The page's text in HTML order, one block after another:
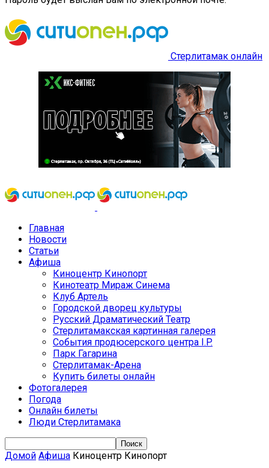
Стерлитамак онлайн
Главная
Новости
Статьи
Афиша
Киноцентр Кинопорт
Кинотеатр Мираж Синема
Клуб Артель
Городской дворец культуры
Русский Драматический Театр
Стерлитамакская картинная галерея
События продюсерского центра I.P.
Парк Гагарина
Стерлитамак-Арена
Купить билеты онлайн
Фотогалерея
Погода
Онлайн билеты
Люди Стерлитамака
Домой Афиша Киноцентр Кинопорт